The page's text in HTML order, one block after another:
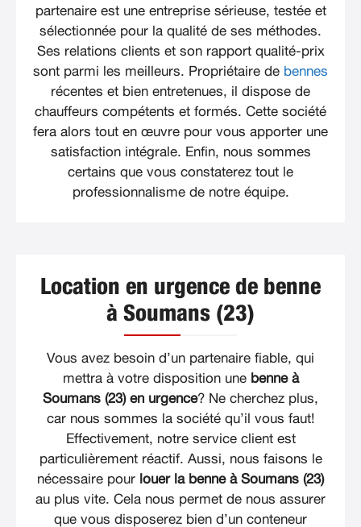
partenaire est une entreprise sérieuse, testée et
sélectionnée pour la qualité de ses méthodes.
Ses relations clients et son rapport qualité-prix
sont parmi les meilleurs. Propriétaire de bennes
récentes et bien entretenues, il dispose de
chauffeurs compétents et formés. Cette société
fera alors tout en œuvre pour vous apporter une
satisfaction intégrale. Enfin, nous sommes
certains que vous constaterez tout le
professionnalisme de notre équipe.
Location en urgence de benne
à Soumans (23)
Vous avez besoin d’un partenaire fiable, qui
mettra à votre disposition une benne à
Soumans (23) en urgence? Ne cherchez plus,
car nous sommes la société qu’il vous faut!
Effectivement, notre service client est
particulièrement réactif. Aussi, nous faisons le
nécessaire pour louer la benne à Soumans (23)
au plus vite. Cela nous permet de nous assurer
que vous disposerez bien d’un conteneur